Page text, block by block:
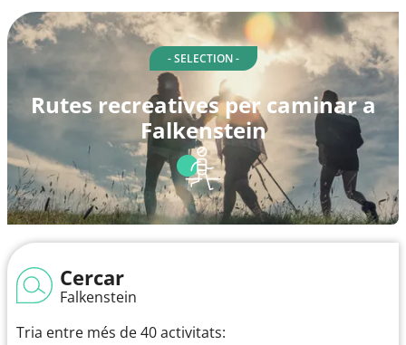
- SELECTION -
Rutes recreatives per caminar a
Falkenstein
Cercar
Falkenstein
Tria entre més de 40 activitats: